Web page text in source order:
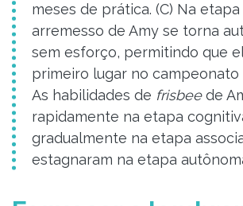
meses de prática. (C) Na
arremesso de Amy se torna
sem esforço, permitindo que
primeiro lugar no campeonato
As habilidades de frisbeede
rapidamente na etapa
gradualmente na etapa
estagnaram na etapa